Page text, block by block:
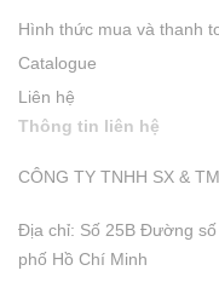
Hình thức mua và thanh
Catalogue
Liên hệ
Thông tin liên hệ
CÔNG TY TNHH SX &
Địa chỉ: Số 25B Đường
phố Hồ Chí Minh